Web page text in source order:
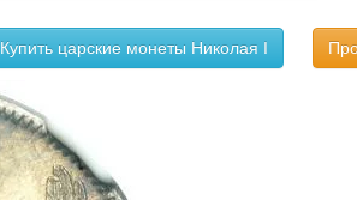
Купить царские монеты Николая I